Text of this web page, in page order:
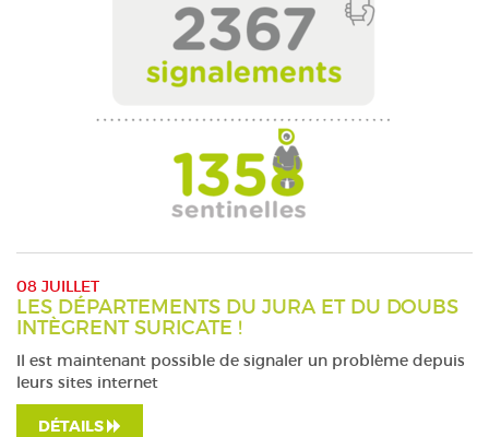
08 JUILLET
LES DÉPARTEMENTS DU JURA ET DU DOUBS
INTÈGRENT SURICATE !
Il est maintenant possible de signaler un problème depuis
leurs sites internet
DÉTAILS